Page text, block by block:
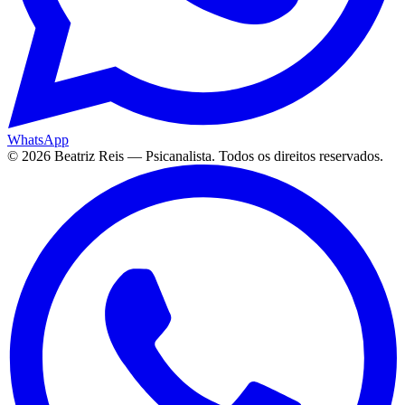
WhatsApp
© 2026 Beatriz Reis — Psicanalista. Todos os direitos reservados.